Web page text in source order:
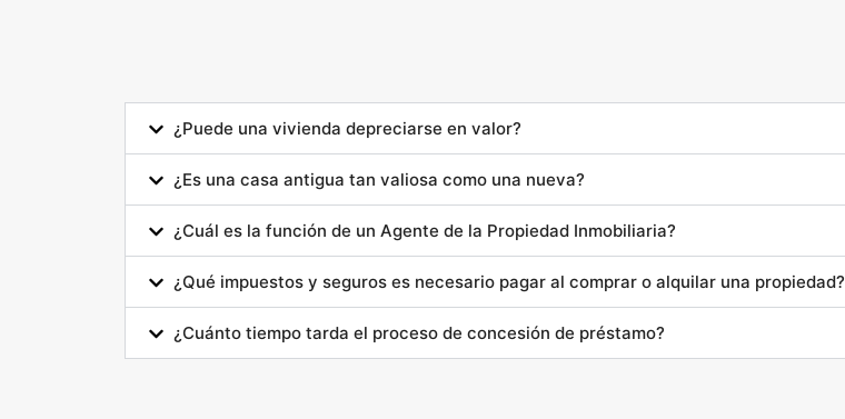
¿Puede una vivienda depreciarse en valor?
¿Es una casa antigua tan valiosa como una nueva?
¿Cuál es la función de un Agente de la Propiedad Inmobiliaria?
¿Qué impuestos y seguros es necesario pagar al comprar o alquilar una propiedad?
¿Cuánto tiempo tarda el proceso de concesión de préstamo?